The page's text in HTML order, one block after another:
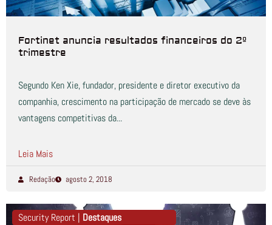
Fortinet anuncia resultados financeiros do 2º
trimestre
Segundo Ken Xie, fundador, presidente e diretor executivo da
companhia, crescimento na participação de mercado se deve às
vantagens competitivas da...
Leia Mais
Redação agosto 2, 2018
Security Report | Destaques